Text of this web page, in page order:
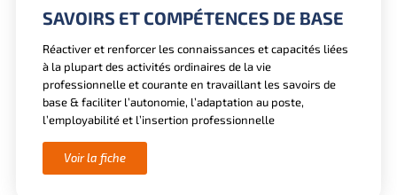
SAVOIRS ET COMPÉTENCES DE BASE
Réactiver et renforcer les connaissances et capacités liées
à la plupart des activités ordinaires de la vie
professionnelle et courante en travaillant les savoirs de
base & faciliter l’autonomie, l’adaptation au poste,
l’employabilité et l’insertion professionnelle
Voir la fiche